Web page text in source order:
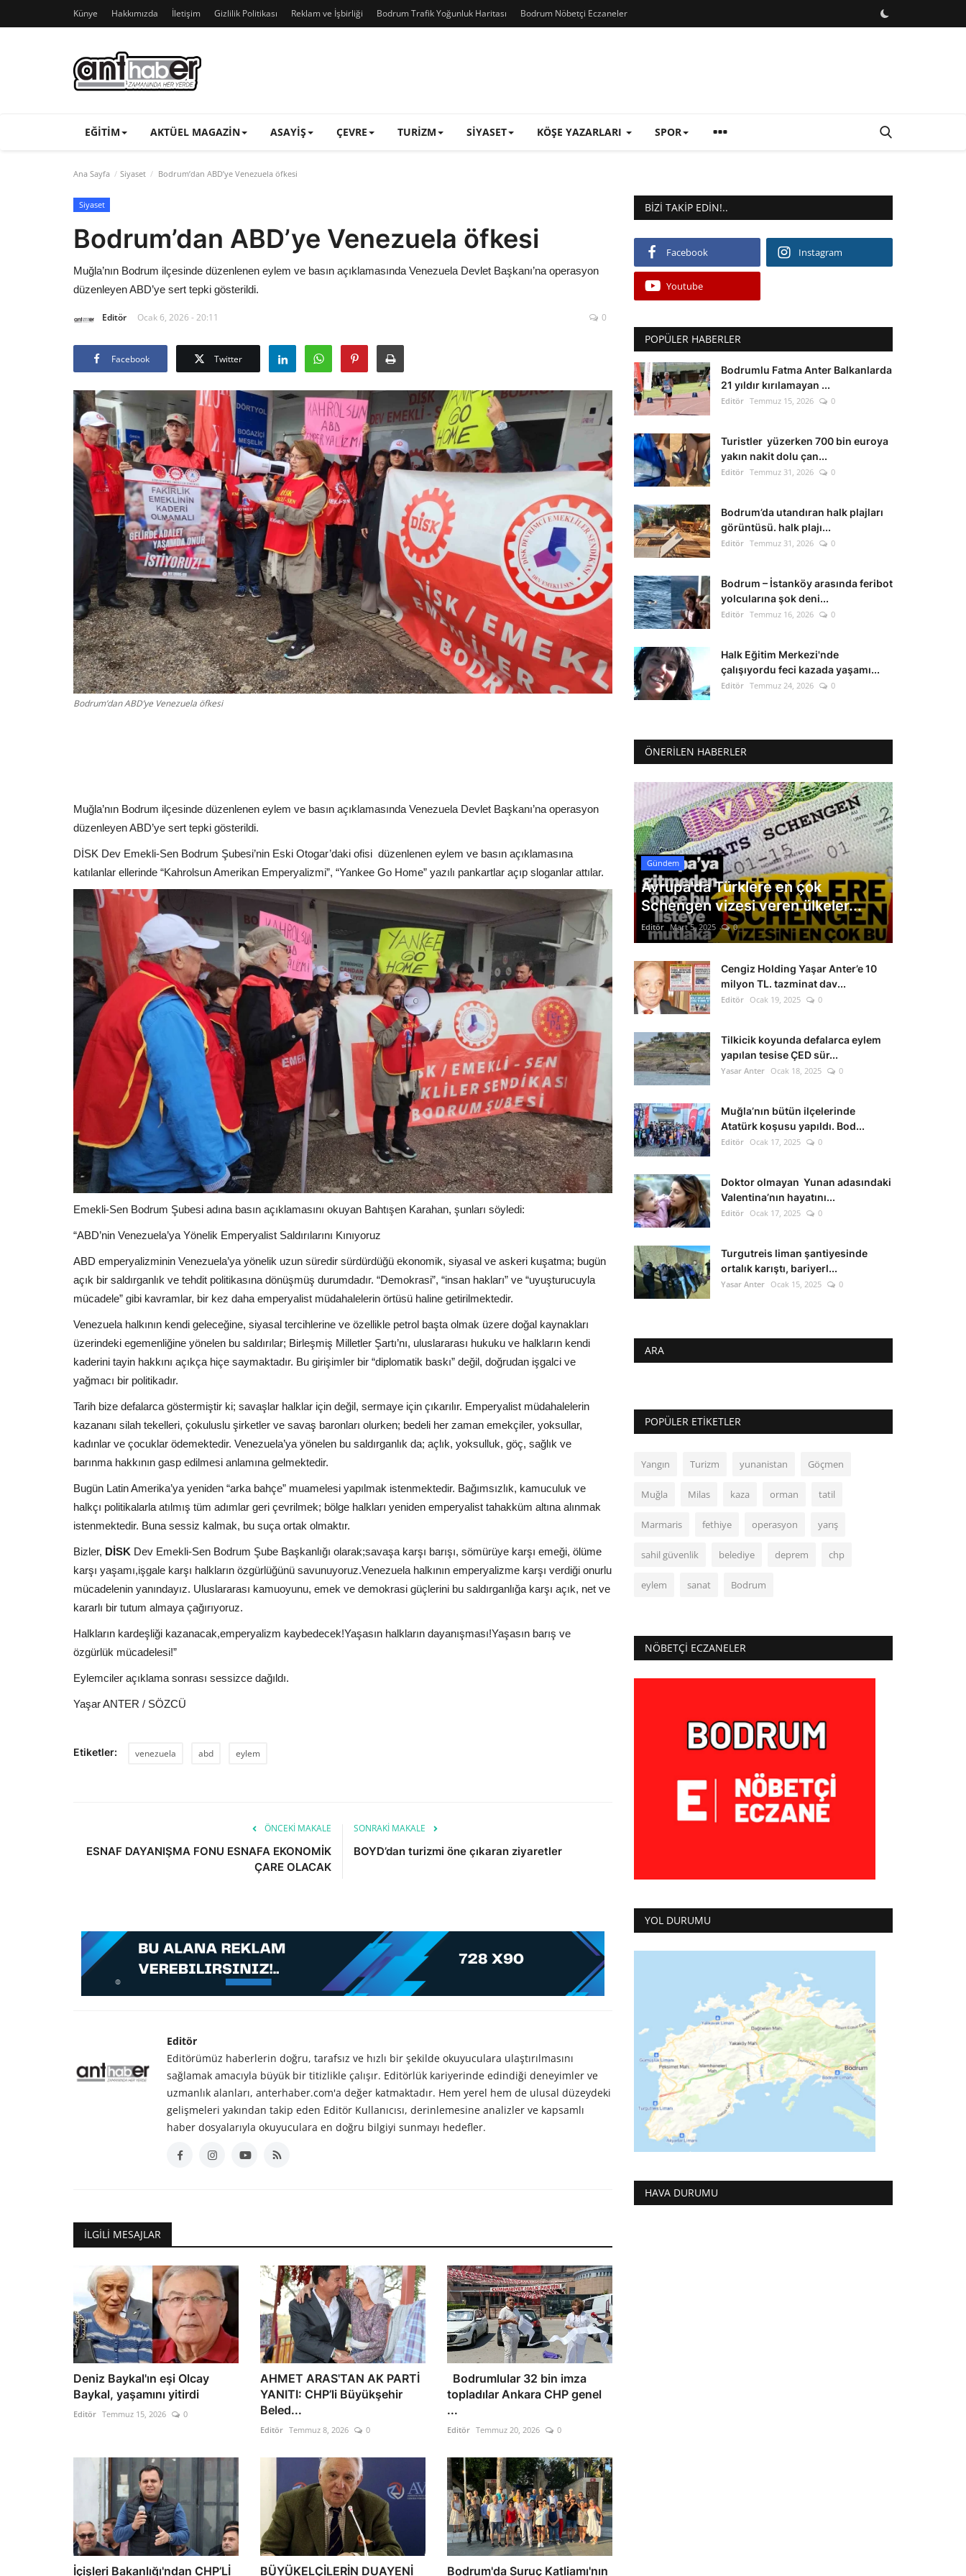
Künye Hakkımızda İletişim Gizlilik Politikası Reklam ve İşbirliği Bodrum Trafik Yoğunluk Haritası Bodrum Nöbetçi Eczaneler
EĞITIM AKTÜEL MAGAZIN ASAYIŞ ÇEVRE TURIZM SIYASET KÖŞE YAZARLARI SPOR
Ana Sayfa Siyaset Bodrum’dan ABD’ye Venezuela öfkesi
Siyaset
Bodrum’dan ABD’ye Venezuela öfkesi
Muğla’nın Bodrum ilçesinde düzenlenen eylem ve basın açıklamasında Venezuela Devlet Başkanı’na operasyon
düzenleyen ABD’ye sert tepki gösterildi.
Editör Ocak 6, 2026 - 20:11 0
Facebook Twitter
Bodrum’dan ABD’ye Venezuela öfkesi
Muğla’nın Bodrum ilçesinde düzenlenen eylem ve basın açıklamasında Venezuela Devlet Başkanı’na operasyon
düzenleyen ABD’ye sert tepki gösterildi.
DİSK Dev Emekli-Sen Bodrum Şubesi’nin Eski Otogar’daki ofisi düzenlenen eylem ve basın açıklamasına
katılanlar ellerinde “Kahrolsun Amerikan Emperyalizmi”, “Yankee Go Home” yazılı pankartlar açıp sloganlar attılar.
Emekli-Sen Bodrum Şubesi adına basın açıklamasını okuyan Bahtışen Karahan, şunları söyledi:
“ABD’nin Venezuela’ya Yönelik Emperyalist Saldırılarını Kınıyoruz
ABD emperyalizminin Venezuela’ya yönelik uzun süredir sürdürdüğü ekonomik, siyasal ve askeri kuşatma; bugün
açık bir saldırganlık ve tehdit politikasına dönüşmüş durumdadır. “Demokrasi”, “insan hakları” ve “uyuşturucuyla
mücadele” gibi kavramlar, bir kez daha emperyalist müdahalelerin örtüsü haline getirilmektedir.
Venezuela halkının kendi geleceğine, siyasal tercihlerine ve özellikle petrol başta olmak üzere doğal kaynakları
üzerindeki egemenliğine yönelen bu saldırılar; Birleşmiş Milletler Şartı’nı, uluslararası hukuku ve halkların kendi
kaderini tayin hakkını açıkça hiçe saymaktadır. Bu girişimler bir “diplomatik baskı” değil, doğrudan işgalci ve
yağmacı bir politikadır.
Tarih bize defalarca göstermiştir ki; savaşlar halklar için değil, sermaye için çıkarılır. Emperyalist müdahalelerin
kazananı silah tekelleri, çokuluslu şirketler ve savaş baronları olurken; bedeli her zaman emekçiler, yoksullar,
kadınlar ve çocuklar ödemektedir. Venezuela’ya yönelen bu saldırganlık da; açlık, yoksulluk, göç, sağlık ve
barınma hakkının gasp edilmesi anlamına gelmektedir.
Bugün Latin Amerika’ya yeniden “arka bahçe” muamelesi yapılmak istenmektedir. Bağımsızlık, kamuculuk ve
halkçı politikalarla atılmış tüm adımlar geri çevrilmek; bölge halkları yeniden emperyalist tahakküm altına alınmak
istenmektedir. Buna sessiz kalmak, bu suça ortak olmaktır.
Bizler, DİSK Dev Emekli-Sen Bodrum Şube Başkanlığı olarak;savaşa karşı barışı, sömürüye karşı emeği, ölüme
karşı yaşamı,işgale karşı halkların özgürlüğünü savunuyoruz.Venezuela halkının emperyalizme karşı verdiği onurlu
mücadelenin yanındayız. Uluslararası kamuoyunu, emek ve demokrasi güçlerini bu saldırganlığa karşı açık, net ve
kararlı bir tutum almaya çağırıyoruz.
Halkların kardeşliği kazanacak,emperyalizm kaybedecek!Yaşasın halkların dayanışması!Yaşasın barış ve
özgürlük mücadelesi!”
Eylemciler açıklama sonrası sessizce dağıldı.
Yaşar ANTER / SÖZCÜ
Etiketler: venezuela abd eylem
ÖNCEKI MAKALE
ESNAF DAYANIŞMA FONU ESNAFA EKONOMİK
ÇARE OLACAK
SONRAKI MAKALE
BOYD’dan turizmi öne çıkaran ziyaretler
Editör
Editörümüz haberlerin doğru, tarafsız ve hızlı bir şekilde okuyuculara ulaştırılmasını
sağlamak amacıyla büyük bir titizlikle çalışır. Editörlük kariyerinde edindiği deneyimler ve
uzmanlık alanları, anterhaber.com'a değer katmaktadır. Hem yerel hem de ulusal düzeydeki
gelişmeleri yakından takip eden Editör Kullanıcısı, derinlemesine analizler ve kapsamlı
haber dosyalarıyla okuyuculara en doğru bilgiyi sunmayı hedefler.
İLGILI MESAJLAR
Deniz Baykal'ın eşi Olcay
Baykal, yaşamını yitirdi
Editör Temmuz 15, 2026 0
AHMET ARAS'TAN AK PARTİ
YANITI: CHP’li Büyükşehir
Beled...
Editör Temmuz 8, 2026 0
Bodrumlular 32 bin imza
topladılar Ankara CHP genel
...
Editör Temmuz 20, 2026 0
İçişleri Bakanlığı'ndan CHP’Lİ BÜYÜKELÇİLERİN DUAYENİ Bodrum'da Suruç Katliamı'nın
BIZI TAKIP EDIN!..
Facebook Instagram
Youtube
POPÜLER HABERLER
Bodrumlu Fatma Anter Balkanlarda
21 yıldır kırılamayan ...
Editör Temmuz 15, 2026 0
Turistler yüzerken 700 bin euroya
yakın nakit dolu çan...
Editör Temmuz 31, 2026 0
Bodrum’da utandıran halk plajları
görüntüsü. halk plajı...
Editör Temmuz 31, 2026 0
Bodrum – İstanköy arasında feribot
yolcularına şok deni...
Editör Temmuz 16, 2026 0
Halk Eğitim Merkezi'nde
çalışıyordu feci kazada yaşamı...
Editör Temmuz 24, 2026 0
ÖNERILEN HABERLER
Gündem
Avrupa'da Türklere en çok
Schengen vizesi veren ülkeler...
Editör Mart 5, 2025 0
Cengiz Holding Yaşar Anter’e 10
milyon TL. tazminat dav...
Editör Ocak 19, 2025 0
Tilkicik koyunda defalarca eylem
yapılan tesise ÇED sür...
Yasar Anter Ocak 18, 2025 0
Muğla’nın bütün ilçelerinde
Atatürk koşusu yapıldı. Bod...
Editör Ocak 17, 2025 0
Doktor olmayan Yunan adasındaki
Valentina’nın hayatını...
Editör Ocak 17, 2025 0
Turgutreis liman şantiyesinde
ortalık karıştı, bariyerl...
Yasar Anter Ocak 15, 2025 0
ARA
POPÜLER ETIKETLER
Yangın Turizm yunanistan Göçmen
Muğla Milas kaza orman tatil
Marmaris fethiye operasyon yarış
sahil güvenlik belediye deprem chp
eylem sanat Bodrum
NÖBETÇI ECZANELER
YOL DURUMU
HAVA DURUMU